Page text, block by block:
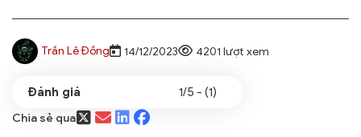
Trần Lê Đồng 14/12/2023 4201 lượt xem
1/5 - (1)
Chia sẻ qua